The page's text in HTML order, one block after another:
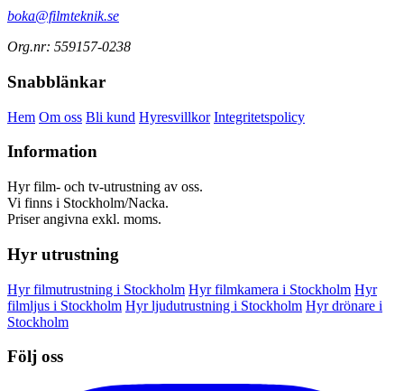
boka@filmteknik.se
Org.nr: 559157-0238
Snabblänkar
Hem Om oss Bli kund Hyresvillkor Integritetspolicy
Information
Hyr film- och tv-utrustning av oss.
Vi finns i Stockholm/Nacka.
Priser angivna exkl. moms.
Hyr utrustning
Hyr filmutrustning i Stockholm Hyr filmkamera i Stockholm Hyr
filmljus i Stockholm Hyr ljudutrustning i Stockholm Hyr drönare i
Stockholm
Följ oss